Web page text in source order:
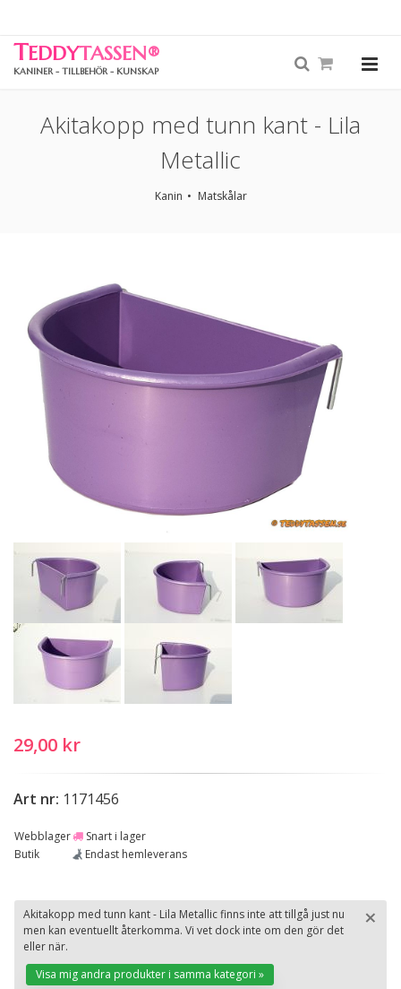
TEDDYTASSEN®
KANINER - TILLBEHÖR - KUNSKAP
Akitakopp med tunn kant - Lila
Metallic
Kanin Matskålar
29,00 kr
Art nr: 1171456
Webblager
Snart i lager
Butik
Endast hemleverans
×
Akitakopp med tunn kant - Lila Metallic finns inte att tillgå just nu
men kan eventuellt återkomma. Vi vet dock inte om den gör det
eller när.
Visa mig andra produkter i samma kategori »